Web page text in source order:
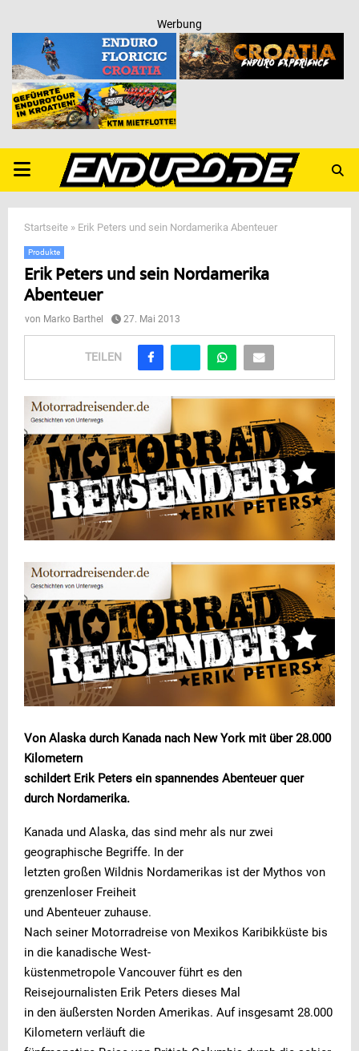
Werbung
PRIMARY
MENU
Startseite » Erik Peters und sein Nordamerika Abenteuer
Produkte
Erik Peters und sein Nordamerika
Abenteuer
von Marko Barthel 27. Mai 2013
TEILEN
Von Alaska durch Kanada nach New York mit über 28.000
Kilometern
schildert Erik Peters ein spannendes Abenteuer quer
durch Nordamerika.
Kanada und Alaska, das sind mehr als nur zwei
geographische Begriffe. In der
letzten großen Wildnis Nordamerikas ist der Mythos von
grenzenloser Freiheit
und Abenteuer zuhause.
Nach seiner Motorradreise von Mexikos Karibikküste bis
in die kanadische West-
küstenmetropole Vancouver führt es den
Reisejournalisten Erik Peters dieses Mal
in den äußersten Norden Amerikas. Auf insgesamt 28.000
Kilometern verläuft die